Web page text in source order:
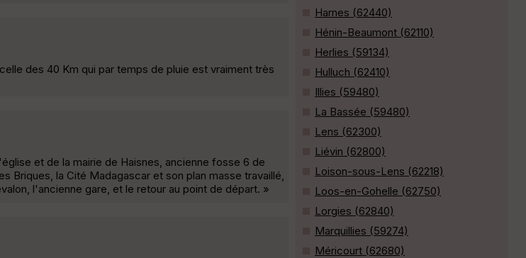
des 40 Km qui par temps de pluie est vraiment très
et de la mairie de Haisnes, ancienne fosse 6 de
Briques, la Cité Madagascar et son plan masse travaillé,
l'ancienne gare, et le retour au point de départ. »
Harnes (62440)
Hénin-Beaumont (62110)
Herlies (59134)
Hulluch (62410)
Illies (59480)
La Bassée (59480)
Lens (62300)
Liévin (62800)
Loison-sous-Lens (62218)
Loos-en-Gohelle (62750)
Lorgies (62840)
Marquillies (59274)
Méricourt (62680)